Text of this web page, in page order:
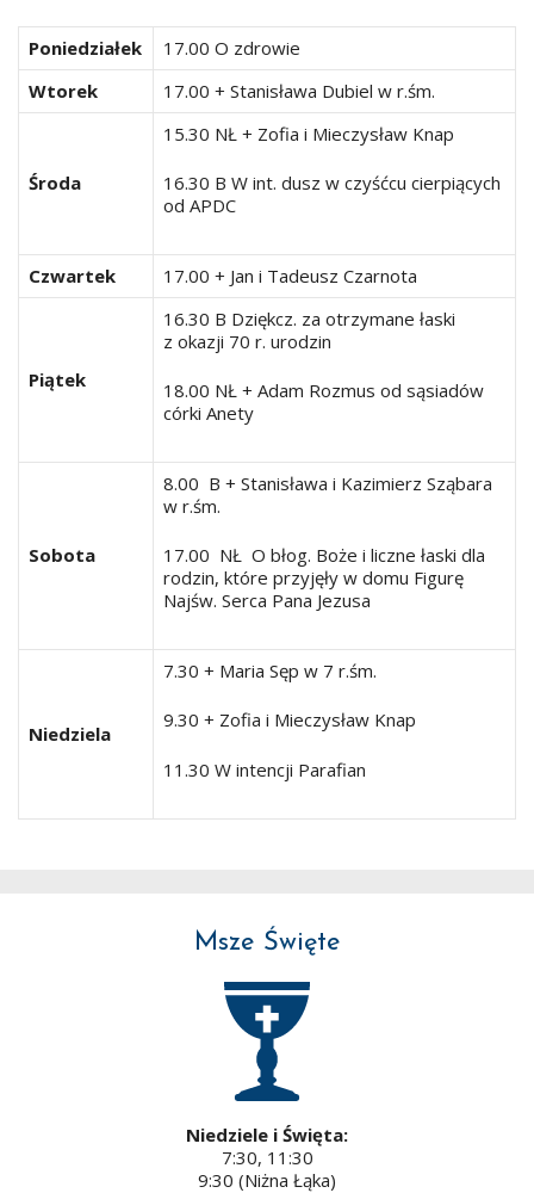
Poniedziałek
17.00 O zdrowie
Wtorek
17.00 + Stanisława Dubiel w r.śm.
Środa
15.30 NŁ + Zofia i Mieczysław Knap
16.30 B W int. dusz w czyśćcu cierpiących
od APDC
Czwartek 17.00 + Jan i Tadeusz Czarnota
Piątek
16.30 B Dziękcz. za otrzymane łaski
z okazji 70 r. urodzin
18.00 NŁ + Adam Rozmus od sąsiadów
córki Anety
Sobota
8.00 B + Stanisława i Kazimierz Sząbara
w r.śm.
17.00 NŁ O błog. Boże i liczne łaski dla
rodzin, które przyjęły w domu Figurę
Najśw. Serca Pana Jezusa
Niedziela
7.30 + Maria Sęp w 7 r.śm.
9.30 + Zofia i Mieczysław Knap
11.30 W intencji Parafian
Msze Święte
Niedziele i Święta:
7:30, 11:30
9:30 (Niżna Łąka)